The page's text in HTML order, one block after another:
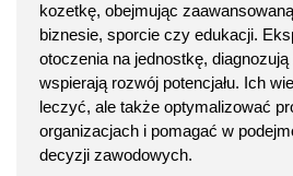
kozetkę, obejmując
biznesie, sporcie czy edukacji.
otoczenia na jednostkę,
wspierają rozwój potencjału. Ich
leczyć, ale także optymalizować
organizacjach i pomagać w
decyzji zawodowych.